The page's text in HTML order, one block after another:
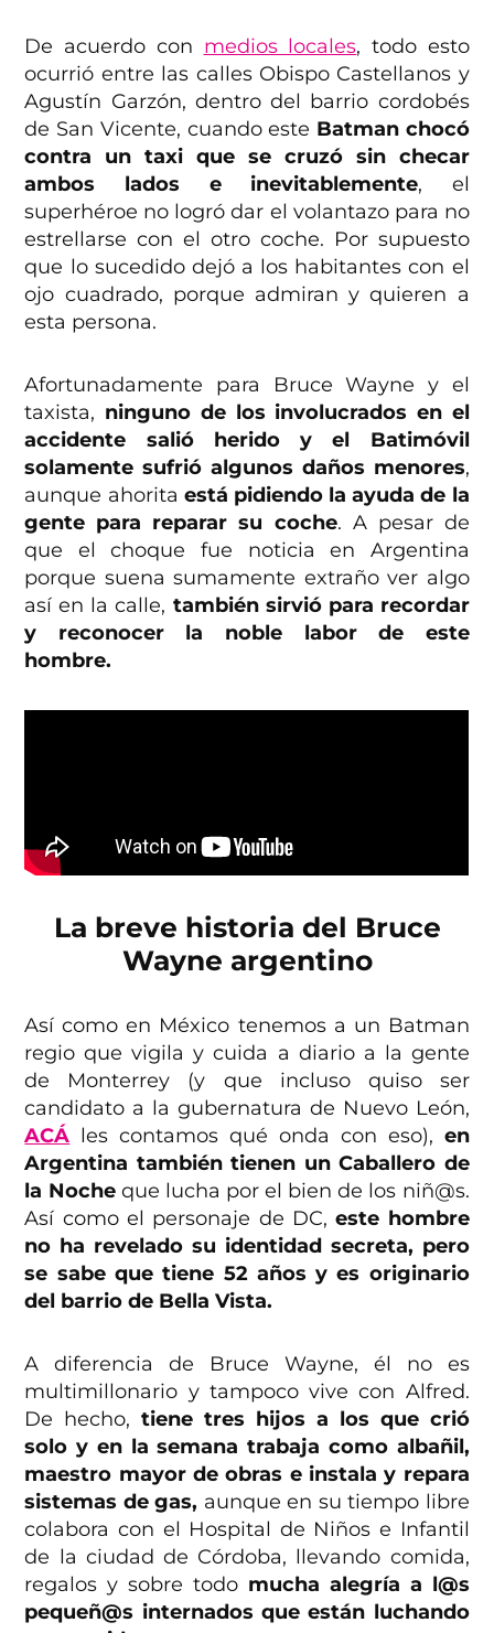
De acuerdo con medios locales, todo esto
ocurrió entre las calles Obispo Castellanos y
Agustín Garzón, dentro del barrio cordobés
de San Vicente, cuando este Batman chocó
contra un taxi que se cruzó sin checar
ambos lados e inevitablemente, el
superhéroe no logró dar el volantazo para no
estrellarse con el otro coche. Por supuesto
que lo sucedido dejó a los habitantes con el
ojo cuadrado, porque admiran y quieren a
esta persona.
Afortunadamente para Bruce Wayne y el
taxista, ninguno de los involucrados en el
accidente salió herido y el Batimóvil
solamente sufrió algunos daños menores,
aunque ahorita está pidiendo la ayuda de la
gente para reparar su coche. A pesar de
que el choque fue noticia en Argentina
porque suena sumamente extraño ver algo
así en la calle, también sirvió para recordar
y reconocer la noble labor de este
hombre.
La breve historia del Bruce
Wayne argentino
Así como en México tenemos a un Batman
regio que vigila y cuida a diario a la gente
de Monterrey (y que incluso quiso ser
candidato a la gubernatura de Nuevo León,
ACÁ les contamos qué onda con eso), en
Argentina también tienen un Caballero de
la Noche que lucha por el bien de los niñ@s.
Así como el personaje de DC,este hombre
no ha revelado su identidad secreta, pero
se sabe que tiene 52 años y es originario
del barrio de Bella Vista.
A diferencia de Bruce Wayne, él no es
multimillonario y tampoco vive con Alfred.
De hecho, tiene tres hijos a los que crió
solo y en la semana trabaja como albañil,
maestro mayor de obras e instala y repara
sistemas de gas, aunque en su tiempo libre
colabora con el Hospital de Niños e Infantil
de la ciudad de Córdoba, llevando comida,
regalos y sobre todo mucha alegría a l@s
pequeñ@s internados que están luchando